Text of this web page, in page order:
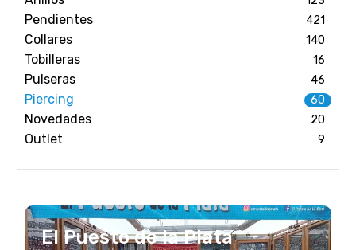
Pendientes 421
Collares 140
Tobilleras 16
Pulseras 46
Piercing 60
Novedades 20
Outlet 9
El Puesto de la Plata